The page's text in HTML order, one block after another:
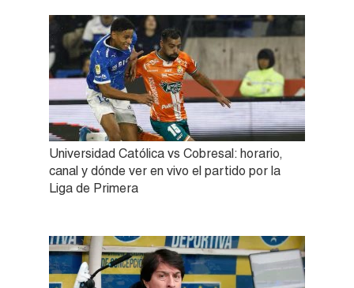
Universidad Católica vs Cobresal: horario,
canal y dónde ver en vivo el partido por la
Liga de Primera